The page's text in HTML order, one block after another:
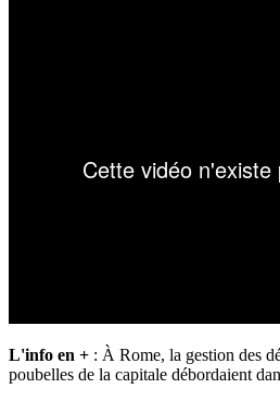
L'info en + : À Rome, la gestion des
poubelles de la capitale débordaient